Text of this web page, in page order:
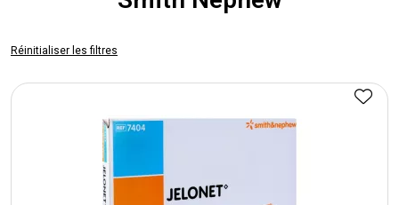
Réinitialiser les filtres